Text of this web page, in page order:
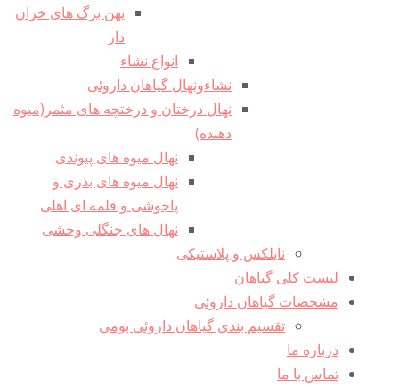
پهن برگ های خزان
دار
انواع نشاء
نشاءونهال گیاهان داروئی
نهال درختان و درختچه های مثمر(میوه
دهنده)
نهال میوه های پیوندی
نهال میوه های بذری و
پاجوشی و قلمه ای اهلی
نهال های جنگلی وحشی
نایلکس و پلاستیکی
لیست کلی گیاهان
مشخصات گیاهان داروئی
تقسیم بندی گیاهان داروئی بومی
درباره ما
تماس با ما